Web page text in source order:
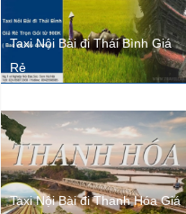
Taxi Nội Bài đi Thái Bình Giá
Rẻ
Taxi Nội Bài đi Thanh Hóa Giá